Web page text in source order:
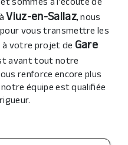
et sommes à l’écoute de
Viuz-en-Sallaz, nous
vous transmettre les
votre projet de Gare
avant tout notre
renforce encore plus
équipe est qualifiée